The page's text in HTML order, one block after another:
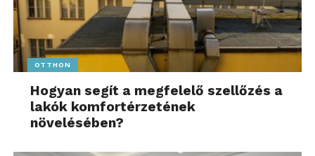
OTTHON
Hogyan segít a megfelelő szellőzés a
lakók komfortérzetének
növelésében?